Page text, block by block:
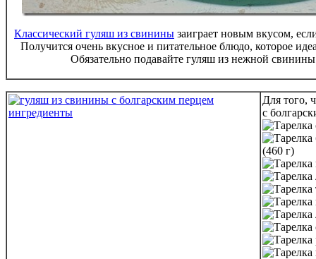
Классический гуляш из свинины заиграет новым вкусом,
Получится очень вкусное и питательное блюдо, которое
Обязательно подавайте гуляш из нежной
Для того,
с
(460 г)